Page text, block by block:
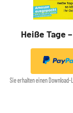
Heiße Tage
Sie erhalten einen